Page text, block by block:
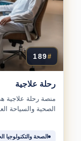
#
189
رحلة علاجية
منصة رحلة علاجية
الصحية والسياحة
الصحة والتكنولوجيا